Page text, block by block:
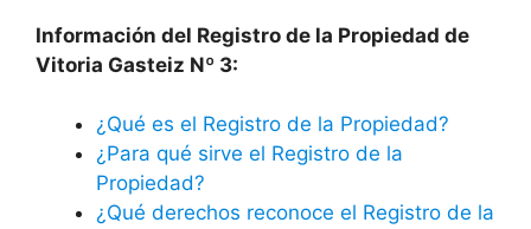
Información del Registro de la Propiedad de
Vitoria Gasteiz Nº 3:
¿Qué es el Registro de la Propiedad?
¿Para qué sirve el Registro de la
Propiedad?
¿Qué derechos reconoce el Registro de la